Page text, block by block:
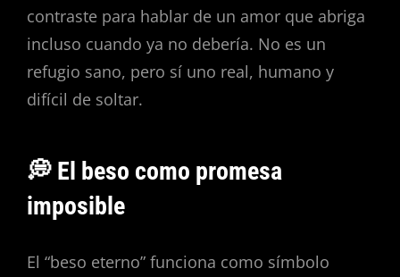
contraste para hablar de un amor que abriga
incluso cuando ya no debería. No es un
refugio sano, pero sí uno real, humano y
difícil de soltar.
💭 El beso como promesa
imposible
El “beso eterno” funciona como símbolo